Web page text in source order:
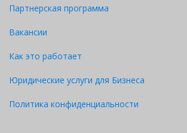
Партнерская программа
Вакансии
Как это работает
Юридические услуги для Бизнеса
Политика конфиденциальности